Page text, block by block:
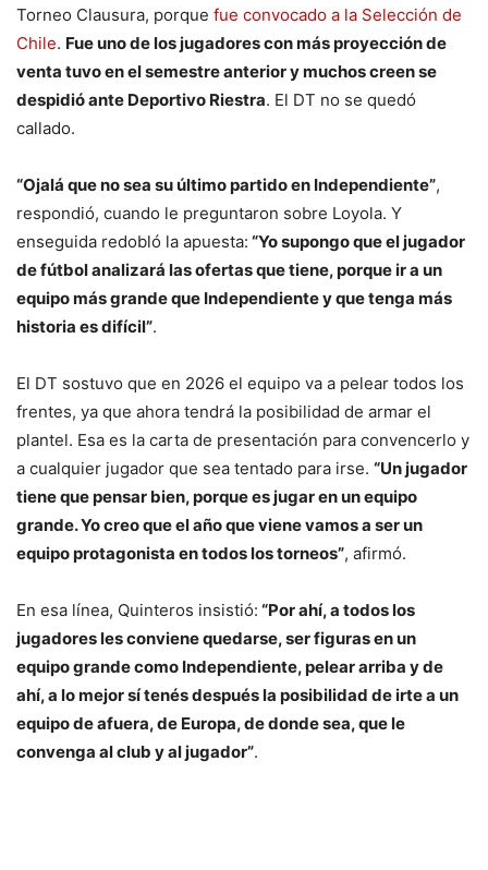
Torneo Clausura, porque fue convocado a la Selección de
Chile. Fue uno de los jugadores con más proyección de
venta tuvo en el semestre anterior y muchos creen se
despidió ante Deportivo Riestra. El DT no se quedó
callado.
“Ojalá que no sea su último partido en Independiente”,
respondió, cuando le preguntaron sobre Loyola. Y
enseguida redobló la apuesta: “Yo supongo que el jugador
de fútbol analizará las ofertas que tiene, porque ir a un
equipo más grande que Independiente y que tenga más
historia es difícil”.
El DT sostuvo que en 2026 el equipo va a pelear todos los
frentes, ya que ahora tendrá la posibilidad de armar el
plantel. Esa es la carta de presentación para convencerlo y
a cualquier jugador que sea tentado para irse. “Un jugador
tiene que pensar bien, porque es jugar en un equipo
grande. Yo creo que el año que viene vamos a ser un
equipo protagonista en todos los torneos”, afirmó.
En esa línea, Quinteros insistió: “Por ahí, a todos los
jugadores les conviene quedarse, ser figuras en un
equipo grande como Independiente, pelear arriba y de
ahí, a lo mejor sí tenés después la posibilidad de irte a un
equipo de afuera, de Europa, de donde sea, que le
convenga al club y al jugador”.